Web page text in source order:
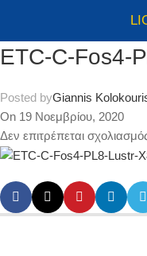
ETC-C-Fos4-
Posted byGiannis
On 19 Νοεμβρίου, 2020
Δεν επιτρέπεται